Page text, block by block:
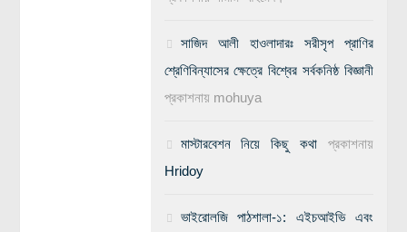
সাজিদ আলী হাওলাদারঃ সরীসৃপ প্রাণির
শ্রেণিবিন্যাসের ক্ষেত্রে বিশ্বের সর্বকনিষ্ঠ বিজ্ঞানী
প্রকাশনায় mohuya
মাস্টারবেশন নিয়ে কিছু কথাপ্রকাশনায়
Hridoy
ভাইরোলজি পাঠশালা-১: এইচআইভি এবং